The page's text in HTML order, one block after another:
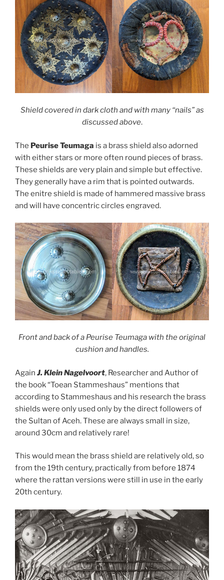
Shield covered in dark cloth and with many “nails” as
discussed above.
The Peurise Teumaga is a brass shield also adorned
with either stars or more often round pieces of brass.
These shields are very plain and simple but effective.
They generally have a rim that is pointed outwards.
The enitre shield is made of hammered massive brass
and will have concentric circles engraved.
Front and back of a Peurise Teumaga with the original
cushion and handles.
Again J. Klein Nagelvoort, Researcher and Author of
the book “Toean Stammeshaus” mentions that
according to Stammeshaus and his research the brass
shields were only used only by the direct followers of
the Sultan of Aceh. These are always small in size,
around 30cm and relatively rare!
This would mean the brass shield are relatively old, so
from the 19th century, practically from before 1874
where the rattan versions were still in use in the early
20th century.